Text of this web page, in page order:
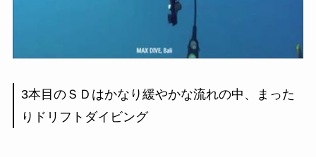
3本目のＳＤはかなり緩やかな流れの中、まった
りドリフトダイビング